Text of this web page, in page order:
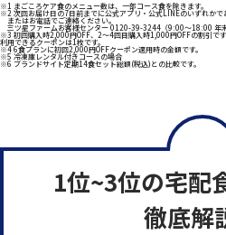
※1 まごころケア食のメニュー数は、一部コース食を除きます。
※2 次回お届け日の7日前までに公式アプリ・公式LINEのいずれかで
またはお電話でご連絡ください。
三ツ星ファームお客様センター 0120-39-3244（9:00～18:00 年末
※3 初回購入時2,000円OFF、2～4回目購入時1,000円OFFの割引で
利用できるクーポンは1枚です。
※4 6食プランに初回2,000円OFFクーポン適用時の金額です。
※5 冷凍庫レンタル付きコースの場合
※6 ブランドサイト定期14食セット総額(税込)との比較です。
1位~3位の宅配
徹底解